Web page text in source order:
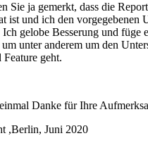
Sie ja gemerkt, dass die
ist und ich den vorgegebenen
gelobe Besserung und füge
unter anderem um den
Feature geht.
Danke für Ihre
,Berlin, Juni 2020